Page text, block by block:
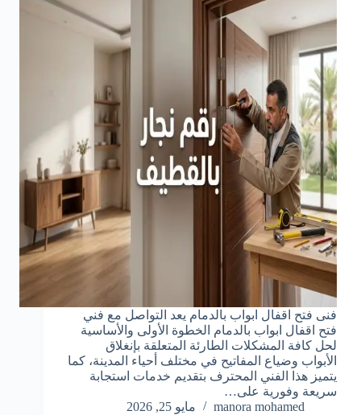
فنى فتح اقفال ابواب بالدمام يعد التواصل مع فني
فتح اقفال ابواب بالدمام الخطوة الأولى والأساسية
لحل كافة المشكلات الطارئة المتعلقة بإنغلاق
الأبواب وضياع المفاتيح في مختلف أحياء المدينة، كما
يتميز هذا الفني المحترف بتقديم خدمات استجابة
سريعة وفورية على…
manora mohamed
مايو 25, 2026